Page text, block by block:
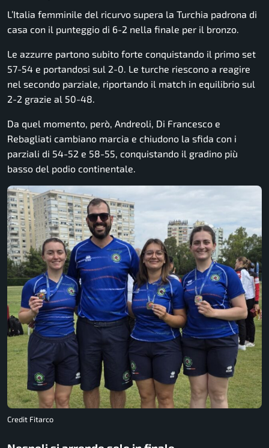
L’Italia femminile del ricurvo supera la Turchia padrona di
casa con il punteggio di 6-2 nella finale per il bronzo.
Le azzurre partono subito forte conquistando il primo set
57-54 e portandosi sul 2-0. Le turche riescono a reagire
nel secondo parziale, riportando il match in equilibrio sul
2-2 grazie al 50-48.
Da quel momento, però, Andreoli, Di Francesco e
Rebagliati cambiano marcia e chiudono la sfida con i
parziali di 54-52 e 58-55, conquistando il gradino più
basso del podio continentale.
Credit Fitarco